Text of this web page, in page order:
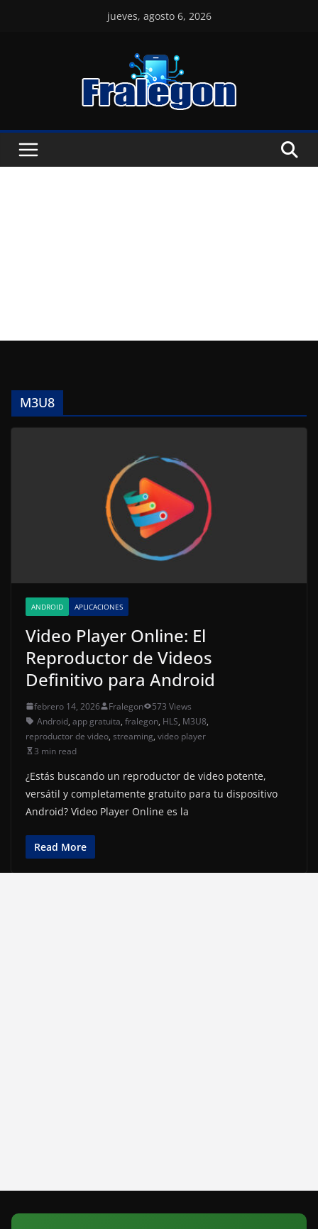
jueves, agosto 6, 2026
M3U8
ANDROID APLICACIONES
Video Player Online: El
Reproductor de Videos
Definitivo para Android
febrero 14, 2026 Fralegon
573 Views
Android, app gratuita, fralegon, HLS, M3U8,
reproductor de video, streaming, video player
3 min read
¿Estás buscando un reproductor de video potente,
versátil y completamente gratuito para tu dispositivo
Android? Video Player Online es la
Read More